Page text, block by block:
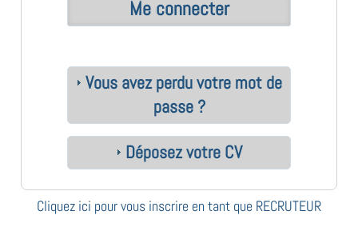
Vous avez perdu votre mot de
passe ?
Déposez votre CV
Cliquez ici pour vous inscrire en tant que RECRUTEUR